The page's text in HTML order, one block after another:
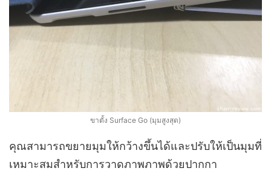
ขาตั้ง Surface Go (มุมสูงสุด)
คุณสามารถขยายมุมให้กว้างขึ้นได้และปรับให้เป็นมุมที่
เหมาะสมสำหรับการวาดภาพภาพด้วยปากกา